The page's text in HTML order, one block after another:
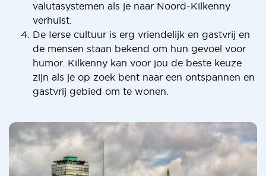
valutasystemen als je naar Noord-Kilkenny
verhuist.
De Ierse cultuur is erg vriendelijk en gastvrij en
de mensen staan bekend om hun gevoel voor
humor. Kilkenny kan voor jou de beste keuze
zijn als je op zoek bent naar een ontspannen en
gastvrij gebied om te wonen.